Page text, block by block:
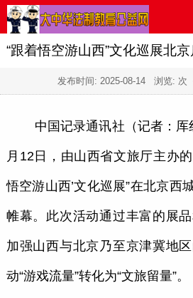
“跟着悟空游山西”文化巡展北
发布时间: 2025-08-14 浏览: 次
中国记录通讯社（记者：
月12日，由山西省文旅厅主办
悟空游山西’文化巡展”在北京西
帷幕。此次活动通过丰富的展
加强山西与北京乃至京津冀地
动“游戏流量”转化为“文旅留量”。